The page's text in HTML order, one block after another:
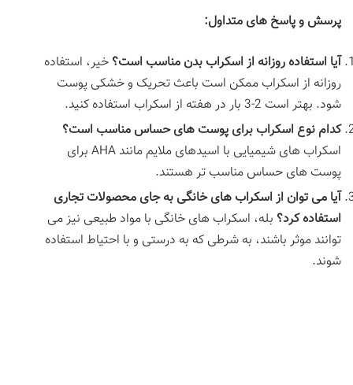
پرسش و پاسخ های متداول:
آیا استفاده روزانه از اسکراب بدن مناسب است؟ خیر، استفاده
روزانه از اسکراب ممکن است باعث تحریک و خشکی پوست
شود. بهتر است 2-3 بار در هفته از اسکراب استفاده کنید.
کدام نوع اسکراب برای پوست های حساس مناسب است؟
اسکراب های شیمیایی با اسیدهای ملایم مانند AHA برای
پوست های حساس مناسب تر هستند.
آیا می توان از اسکراب های خانگی به جای محصولات تجاری
استفاده کرد؟ بله، اسکراب های خانگی با مواد طبیعی نیز می
توانند موثر باشند، به شرطی که به درستی و با احتیاط استفاده
شوند.